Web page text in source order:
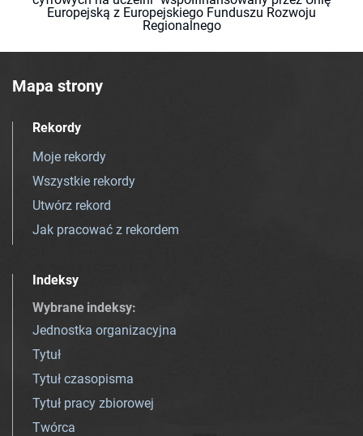
Europejską z Europejskiego Funduszu Rozwoju
Regionalnego
Mapa strony
Rekordy
Moje rekordy
Wszystkie rekordy
Utwórz rekord
Jak pracować z rekordem
Indeksy
Wybrane indeksy:
Jednostka organizacyjna
Tytuł
Tytuł czasopisma
Tytuł pracy zbiorowej
Twórca